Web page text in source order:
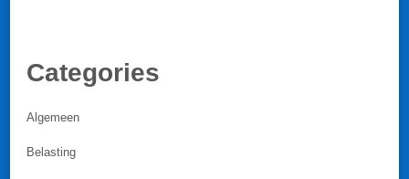
Categories
Algemeen
Belasting